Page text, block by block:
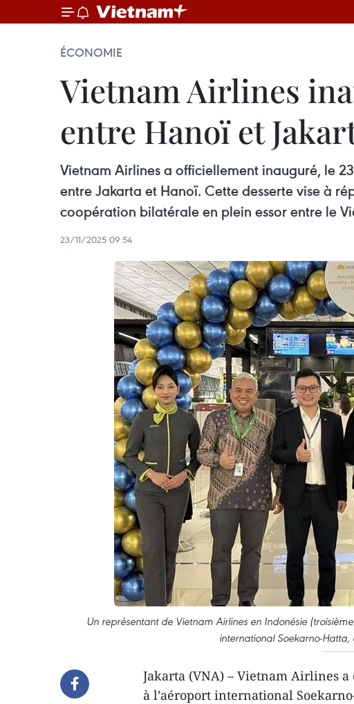
ÉCONOMIE
Vietnam Airlines
entre Hanoï et
Vietnam Airlines a officiellement inauguré, le
entre Jakarta et Hanoï. Cette desserte vise à
coopération bilatérale en plein essor entre le
23/11/2025 09:54
Un représentant de Vietnam Airlines en Indonésie
international Soekarno-Hatta,
Jakarta (VNA) – Vietnam Airlines
à l’aéroport international